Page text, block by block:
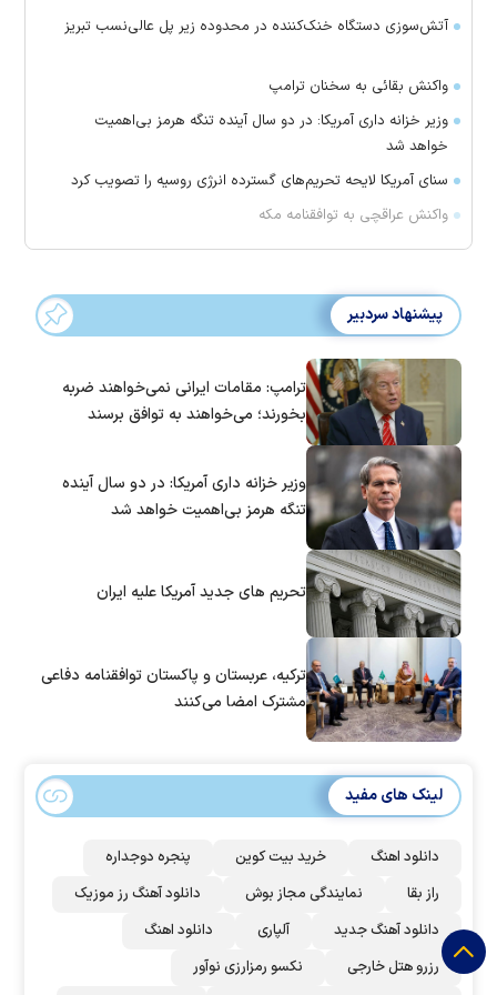
آتش‌سوزی دستگاه خنک‌کننده در محدوده زیر پل عالی‌نسب تبریز
واکنش بقائی به سخنان ترامپ
وزیر خزانه داری آمریکا: در دو سال آینده تنگه هرمز بی‌اهمیت
خواهد شد
سنای آمریکا لایحه تحریم‌های گسترده انرژی روسیه را تصویب کرد
واکنش عراقچی به توافقنامه مکه
پیشنهاد سردبیر
ترامپ: مقامات ایرانی نمی‌خواهند ضربه
بخورند؛ می‌خواهند به توافق برسند
وزیر خزانه داری آمریکا: در دو سال آینده
تنگه هرمز بی‌اهمیت خواهد شد
تحریم های جدید آمریکا علیه ایران
ترکیه، عربستان و پاکستان توافقنامه دفاعی
مشترک امضا می‌کنند
لینک های مفید
دانلود اهنگ خرید بیت کوین
پنجره دوجداره
راز بقا
نمایندگی مجاز بوش
دانلود آهنگ رز‌ موزیک
دانلود آهنگ جدید
آلپاری
دانلود اهنگ
رزرو هتل خارجی
نکسو رمزارزی نوآور